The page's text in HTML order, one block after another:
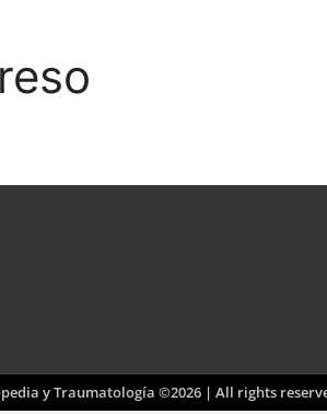
y Traumatología ©2026 | All rights